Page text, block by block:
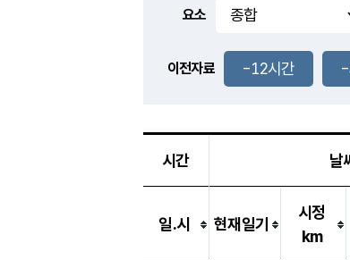
-
요소
이전자료 -12시간 -
시간 날
일.시 현재일기
시정
km